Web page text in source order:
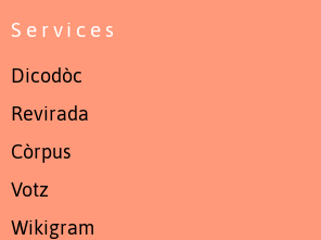
Services
Dicodòc
Revirada
Còrpus
Votz
Wikigram